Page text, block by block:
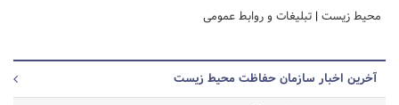
محیط زیست | تبلیغات و روابط عمومی
آخرین اخبار سازمان حفاظت محیط زیست